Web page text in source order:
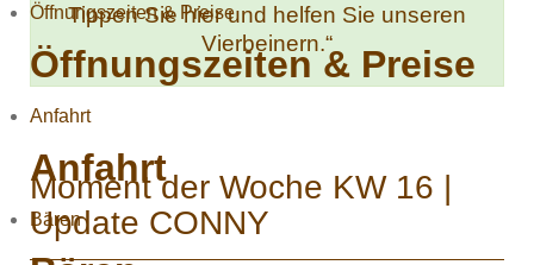
Öffnungszeiten & Preise
Öffnungszeiten & Preise
Anfahrt
Anfahrt
Bären
Tippen Sie hier und helfen Sie unseren
Vierbeinern.“
Moment der Woche KW 16 |
Update CONNY